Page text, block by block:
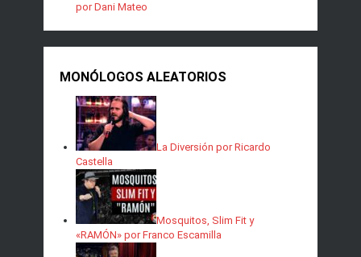
por Dani Mateo
MONÓLOGOS ALEATORIOS
La Diversión por Ricardo
Castella
Mosquitos, Slim Fit y
«RAMÓN» por Franco Escamilla